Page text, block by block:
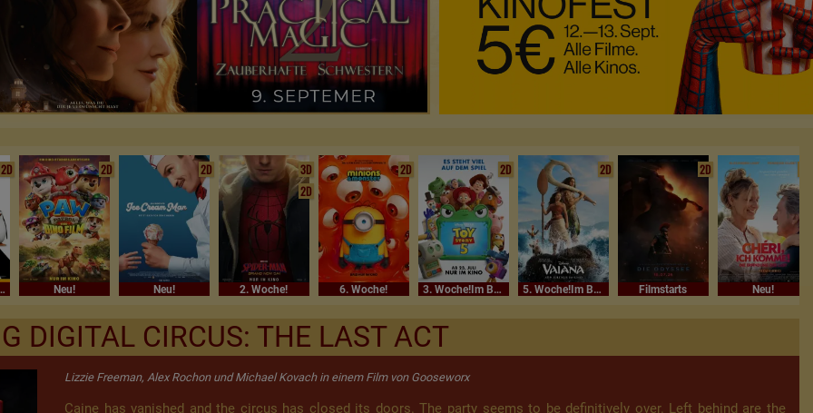
2D 2D
Neu!
2D
Neu!
3D
2D
2. Woche!
2D
6. Woche!
2D
3. Woche!Im Bundesstart
2D
5. Woche!Im Bundesstart
2D
Filmstarts Neu!
DIGITAL CIRCUS: THE LAST ACT
Lizzie Freeman, Alex Rochon und Michael Kovach in einem Film von Gooseworx
Caine has vanished and the circus has closed its doors. The party seems to be definitively over. Left behind are the